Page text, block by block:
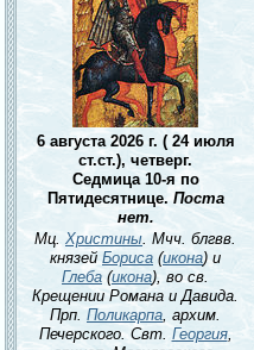
6 августа 2026 г. ( 24 июля
ст.ст.), четверг.
Седмица 10-я по
Пятидесятнице. Поста
нет.
Мц. Христины. Мчч. блгвв.
князей Бориса (икона) и
Глеба (икона), во св.
Крещении Романа и Давида.
Прп. Поликарпа, архим.
Печерского. Свт. Георгия,